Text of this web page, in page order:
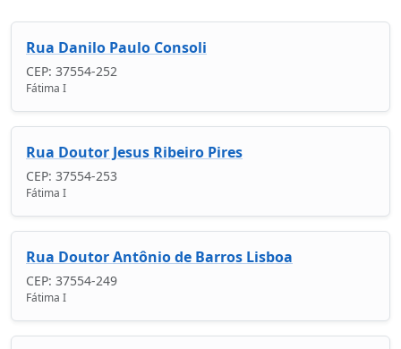
Rua Danilo Paulo Consoli
CEP: 37554-252
Fátima I
Rua Doutor Jesus Ribeiro Pires
CEP: 37554-253
Fátima I
Rua Doutor Antônio de Barros Lisboa
CEP: 37554-249
Fátima I